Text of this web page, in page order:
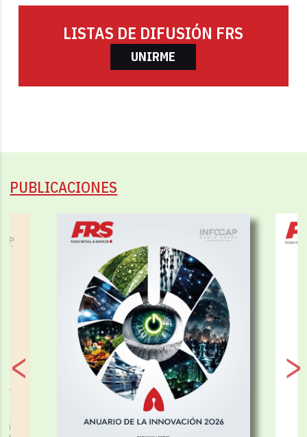
LISTAS DE DIFUSIÓN FRS
UNIRME
PUBLICACIONES